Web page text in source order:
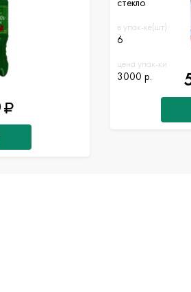
стекло
в упак-ке(шт)
6
цена упак-ки
3000 р.